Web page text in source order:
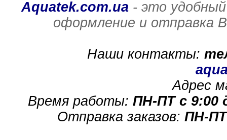
Aquatek.com.ua- это удобный
оформление и отправка
Наши контакты:
Адрес
Время работы: ПН-ПТ с 9:00
Отправка заказов: ПН-ПТ